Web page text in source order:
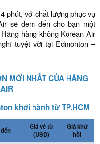
phút, với chất lượng phục vụ
sẽ đem đến cho bạn một
hàng không Korean Air
tuyệt vời tại Edmonton –
MỚI NHẤT CỦA HÃNG
khởi hành từ TP.HCM
Giá vé từ
(USD)
Giá khứ
hồi